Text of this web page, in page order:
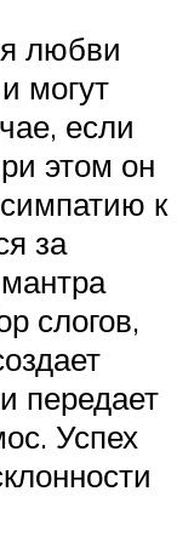
любви
могут
если
этом он
к
за
слогов,
передает
Успех